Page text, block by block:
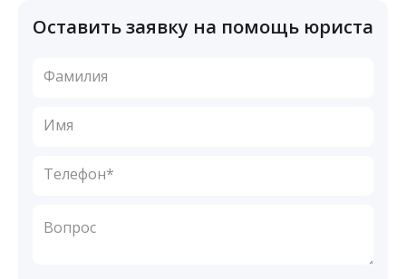
Оставить заявку на помощь юриста